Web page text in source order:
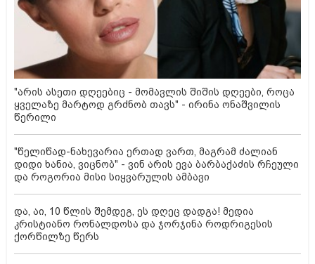
"არის ასეთი დღეებიც - მომავლის შიშის დღეები, როცა
ყველაზე მარტოდ გრძნობ თავს" - ირინა ონაშვილის
წერილი
"წელიწად-ნახევარია ერთად ვართ, მაგრამ ძალიან
დიდი ხანია, ვიცნობ" - ვინ არის ევა ბარბაქაძის რჩეული
და როგორია მისი სიყვარულის ამბავი
და, აი, 10 წლის შემდეგ, ეს დღეც დადგა! მედია
კრისტიანო რონალდოსა და ჯორჯინა როდრიგესის
ქორწილზე წერს